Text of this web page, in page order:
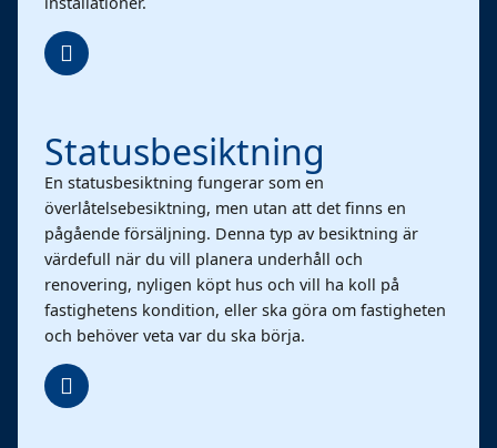
Statusbesiktning
En statusbesiktning fungerar som en
överlåtelsebesiktning, men utan att det finns en
pågående försäljning. Denna typ av besiktning är
värdefull när du vill planera underhåll och
renovering, nyligen köpt hus och vill ha koll på
fastighetens kondition, eller ska göra om fastigheten
och behöver veta var du ska börja.